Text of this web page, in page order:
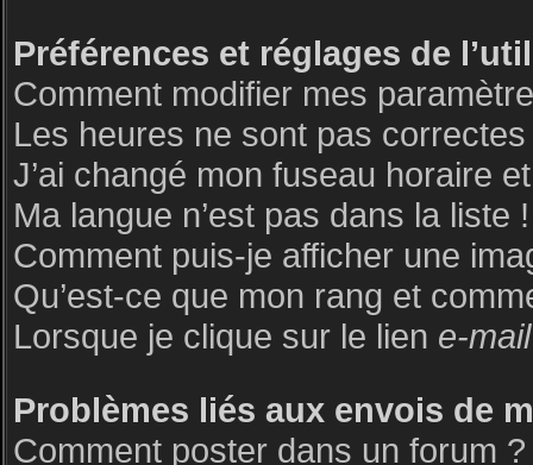
Préférences et réglages de
Comment modifier mes
Les heures ne sont pas correctes
J’ai changé mon fuseau horaire
Ma langue n’est pas dans la liste !
Comment puis-je afficher une
Qu’est-ce que mon rang et
Lorsque je clique sur le lien e-mail
Problèmes liés aux envois de
Comment poster dans un forum ?